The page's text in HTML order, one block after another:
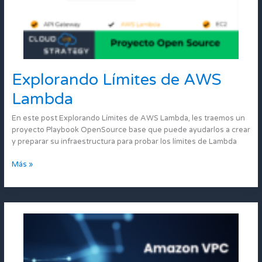
Explorando Límites de AWS
Lambda
En este post Explorando Límites de AWS Lambda, les traemos un
proyecto Playbook OpenSource base que puede ayudarlos a crear
y preparar su infraestructura para probar los límites de Lambda
Explorando
Límites
Lambda
Más »